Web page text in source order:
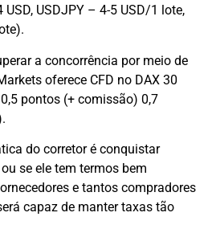
USD, USDJPY – 4-5 USD/1 lote,
a concorrência por meio de
oferece CFD no DAX 30
pontos (+ comissão) 0,7
do corretor é conquistar
se ele tem termos bem
e tantos compradores
capaz de manter taxas tão